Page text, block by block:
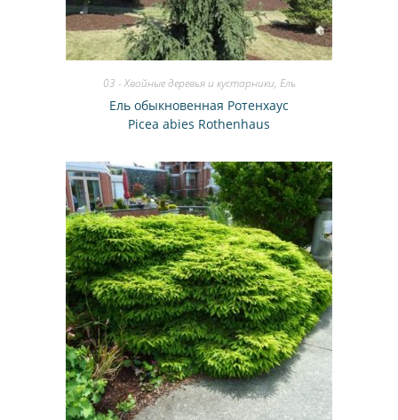
03 - Хвойные деревья и кустарники, Ель
Ель обыкновенная Ротенхаус
Picea abies Rothenhaus